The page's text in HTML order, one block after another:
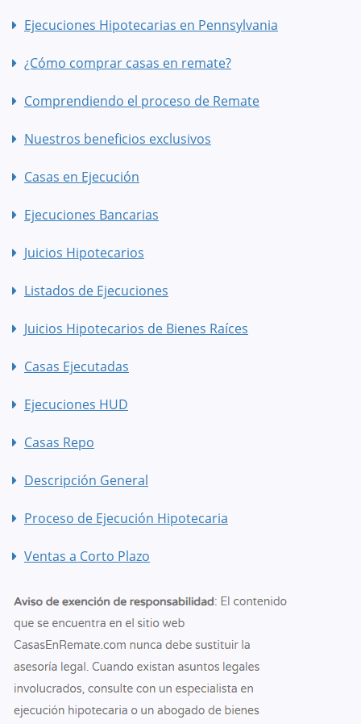
Ejecuciones Hipotecarias en Pennsylvania
¿Cómo comprar casas en remate?
Comprendiendo el proceso de Remate
Nuestros beneficios exclusivos
Casas en Ejecución
Ejecuciones Bancarias
Juicios Hipotecarios
Listados de Ejecuciones
Juicios Hipotecarios de Bienes Raíces
Casas Ejecutadas
Ejecuciones HUD
Casas Repo
Descripción General
Proceso de Ejecución Hipotecaria
Ventas a Corto Plazo